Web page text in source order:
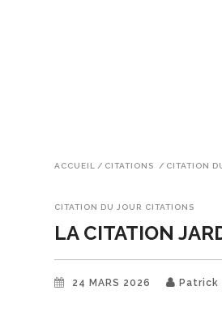
ACCUEIL / CITATIONS / CITATION
CITATION DU JOUR CITATIONS
LA CITATION
24 MARS 2026 Patrick